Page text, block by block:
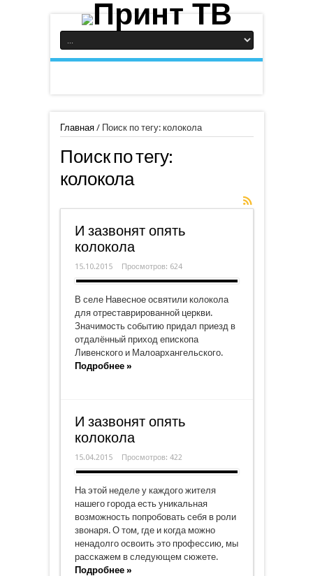
Главная/ Поиск по тегу: колокола
Поиск по тегу:
колокола
И зазвонят опять
колокола
15.10.2015 Просмотров: 624
В селе Навесное освятили колокола
для отреставрированной церкви.
Значимость событию придал приезд в
отдалённый приход епископа
Ливенского и Малоархангельского.
Подробнее »
И зазвонят опять
колокола
15.04.2015 Просмотров: 422
На этой неделе у каждого жителя
нашего города есть уникальная
возможность попробовать себя в роли
звонаря. О том, где и когда можно
ненадолго освоить это профессию, мы
расскажем в следующем сюжете.
Подробнее »